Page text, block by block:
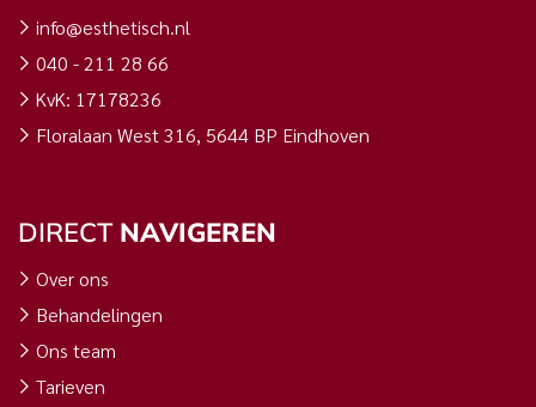
info@esthetisch.nl
040 - 211 28 66
KvK: 17178236
Floralaan West 316, 5644 BP Eindhoven
DIRECT NAVIGEREN
Over ons
Behandelingen
Ons team
Tarieven